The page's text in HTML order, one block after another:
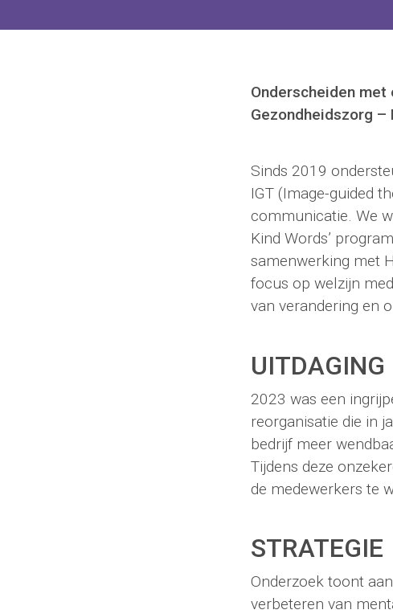
Onderscheiden met
Gezondheidszorg –
Sinds 2019
IGT (Image-guided
communicatie. We
Kind Words’
samenwerking met
focus op welzijn
van verandering en
UITDAGING
2023 was een
reorganisatie die in
bedrijf meer
Tijdens deze
de medewerkers te
STRATEGIE
Onderzoek toont
verbeteren van